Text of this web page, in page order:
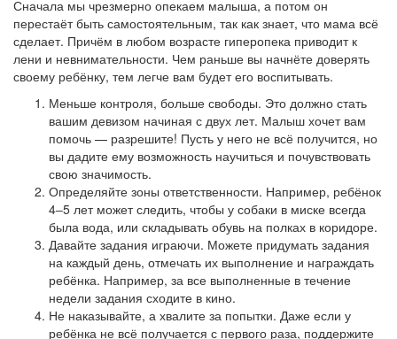
Сначала мы чрезмерно опекаем малыша, а потом он
перестаёт быть самостоятельным, так как знает, что мама всё
сделает. Причём в любом возрасте гиперопека приводит к
лени и невнимательности. Чем раньше вы начнёте доверять
своему ребёнку, тем легче вам будет его воспитывать.
Меньше контроля, больше свободы. Это должно стать
вашим девизом начиная с двух лет. Малыш хочет вам
помочь — разрешите! Пусть у него не всё получится, но
вы дадите ему возможность научиться и почувствовать
свою значимость.
Определяйте зоны ответственности. Например, ребёнок
4‒5 лет может следить, чтобы у собаки в миске всегда
была вода, или складывать обувь на полках в коридоре.
Давайте задания играючи. Можете придумать задания
на каждый день, отмечать их выполнение и награждать
ребёнка. Например, за все выполненные в течение
недели задания сходите в кино.
Не наказывайте, а хвалите за попытки. Даже если у
ребёнка не всё получается с первого раза, поддержите